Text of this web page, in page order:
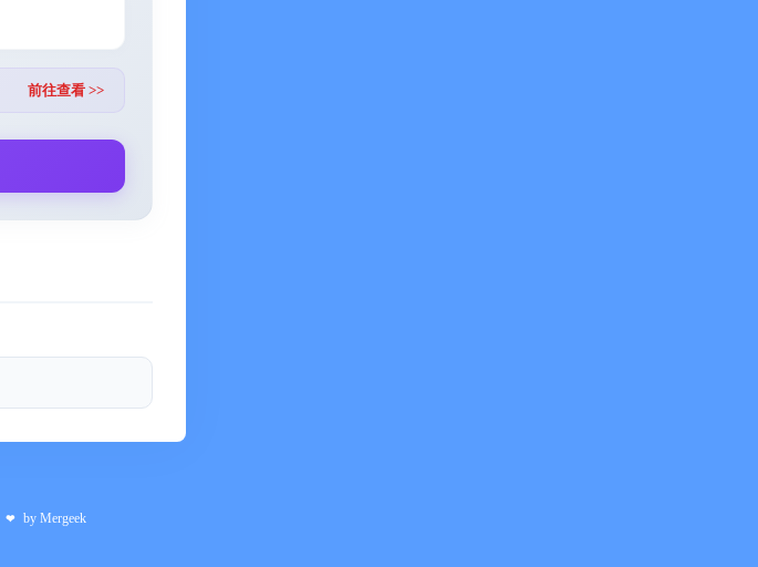
前往查看 >>
❤ by Mergeek